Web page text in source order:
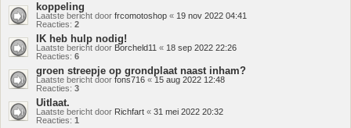
koppeling
Laatste bericht door frcomotoshop « 19 nov 2022 04:41
Reacties: 2
IK heb hulp nodig!
Laatste bericht door Borcheld11 « 18 sep 2022 22:26
Reacties: 6
groen streepje op grondplaat naast inham?
Laatste bericht door fons716 « 15 aug 2022 12:48
Reacties: 3
Uitlaat.
Laatste bericht door Richfart « 31 mei 2022 20:32
Reacties: 1